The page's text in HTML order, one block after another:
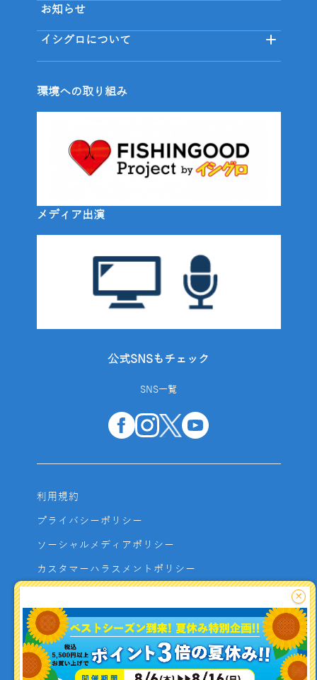
お知らせ
イシグロについて
環境への取り組み
メディア出演
公式SNSもチェック
SNS一覧
利用規約
プライバシーポリシー
ソーシャルメディアポリシー
カスタマーハラスメントポリシー
よくあるご質問
お問い合わせ
利用者資金の保全方法
×